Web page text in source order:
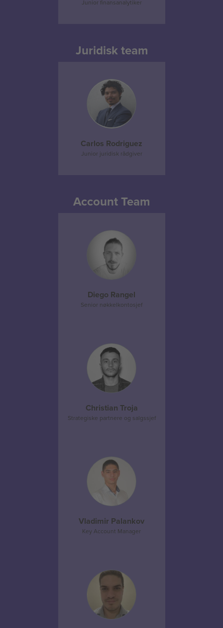
Junior finansanalytiker
Juridisk team
Carlos Rodriguez
Junior juridisk rådgiver
Account Team
Diego Rangel
Senior nøkkelkontosjef
Christian Troja
Strategiske partnere og salgssjef
Vladimir Palankov
Key Account Manager